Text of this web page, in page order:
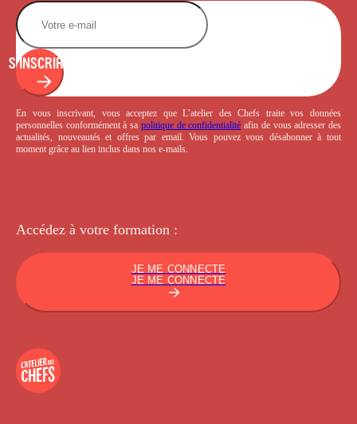
S'INSCRIRE
En vous inscrivant, vous acceptez que L’atelier des Chefs traite vos données
personnelles conformément à sa politique de confidentialité afin de vous adresser des
actualités, nouveautés et offres par email. Vous pouvez vous désabonner à tout
moment grâce au lien inclus dans nos e-mails.
Accédez à votre formation :
JE ME CONNECTE
JE ME CONNECTE